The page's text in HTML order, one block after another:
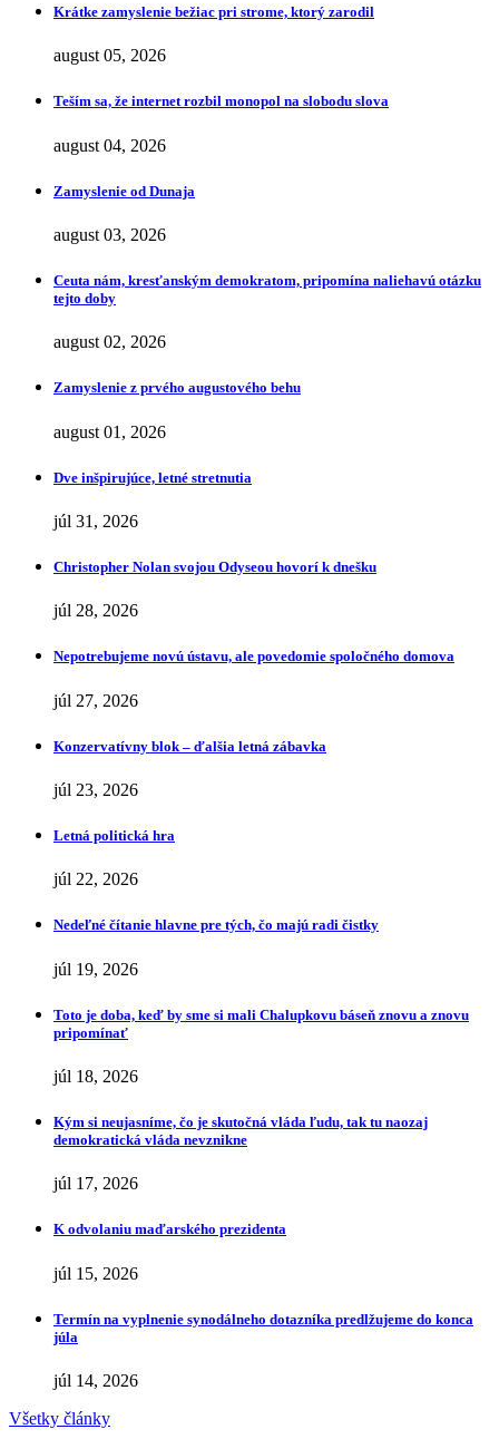
Krátke zamyslenie bežiac pri strome, ktorý zarodil
august 05, 2026
Teším sa, že internet rozbil monopol na slobodu slova
august 04, 2026
Zamyslenie od Dunaja
august 03, 2026
Ceuta nám, kresťanským demokratom, pripomína naliehavú otázku
tejto doby
august 02, 2026
Zamyslenie z prvého augustového behu
august 01, 2026
Dve inšpirujúce, letné stretnutia
júl 31, 2026
Christopher Nolan svojou Odyseou hovorí k dnešku
júl 28, 2026
Nepotrebujeme novú ústavu, ale povedomie spoločného domova
júl 27, 2026
Konzervatívny blok – ďalšia letná zábavka
júl 23, 2026
Letná politická hra
júl 22, 2026
Nedeľné čítanie hlavne pre tých, čo majú radi čistky
júl 19, 2026
Toto je doba, keď by sme si mali Chalupkovu báseň znovu a znovu
pripomínať
júl 18, 2026
Kým si neujasníme, čo je skutočná vláda ľudu, tak tu naozaj
demokratická vláda nevznikne
júl 17, 2026
K odvolaniu maďarského prezidenta
júl 15, 2026
Termín na vyplnenie synodálneho dotazníka predlžujeme do konca
júla
júl 14, 2026
Všetky články